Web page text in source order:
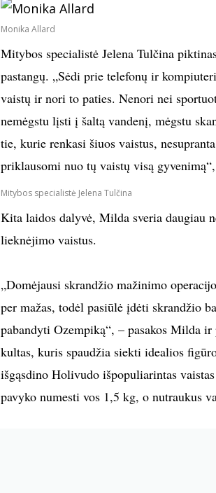
Monika Allard
Mitybos specialistė Jelena Tulčina
pastangų. „Sėdi prie telefonų ir
vaistų ir nori to paties. Nenori nei
nemėgstu lįsti į šaltą vandenį, mėgstu
tie, kurie renkasi šiuos vaistus,
priklausomi nuo tų vaistų visą
Mitybos specialistė Jelena Tulčina
Kita laidos dalyvė, Milda sveria daugiau
lieknėjimo vaistus.
„Domėjausi skrandžio mažinimo
per mažas, todėl pasiūlė įdėti skrandžio
pabandyti Ozempiką“, – pasakos Milda
kultas, kuris spaudžia siekti idealios
išgąsdino Holivudo išpopuliarintas
pavyko numesti vos 1,5 kg, o nutraukus